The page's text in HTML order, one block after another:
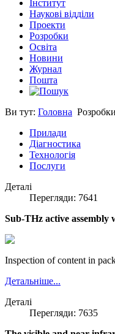
Інститут
Наукові відділи
Проекти
Розробки
Освіта
Новини
Журнал
Пошта
Ви тут: Головна Розробки
Прилади
Діагностика
Технологія
Послуги
Деталі
Перегляди: 7641
Sub-THz active assembly
Inspection of content in
Детальніше...
Деталі
Перегляди: 7635